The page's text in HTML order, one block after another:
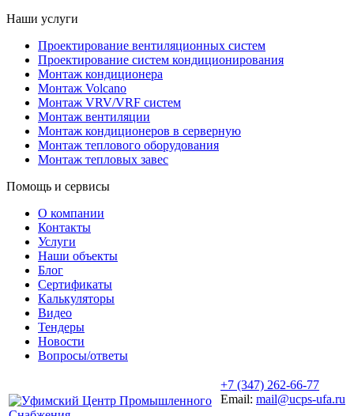
Наши услуги
Проектирование вентиляционных систем
Проектирование систем кондиционирования
Монтаж кондиционера
Монтаж Volcano
Монтаж VRV/VRF систем
Монтаж вентиляции
Монтаж кондиционеров в серверную
Монтаж теплового оборудования
Монтаж тепловых завес
Помощь и сервисы
О компании
Контакты
Услуги
Наши объекты
Блог
Сертификаты
Калькуляторы
Видео
Тендеры
Новости
Вопросы/ответы
+7 (347) 262-66-77
Email: mail@ucps-ufa.ru